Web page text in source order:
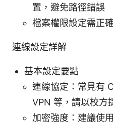
置，避免路徑錯誤
檔案權限設定需正
連線設定詳解
基本設定要點
連線協定：常見有
VPN 等，請以校方
加密強度：建議使